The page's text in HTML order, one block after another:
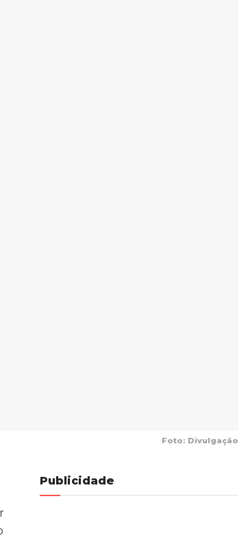
Foto: Divulgação
Publicidade